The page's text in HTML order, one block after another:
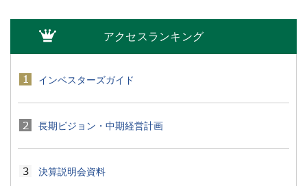
アクセスランキング
インベスターズガイド
長期ビジョン・中期経営計画
決算説明会資料